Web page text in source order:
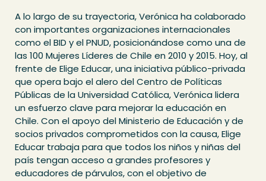
A lo largo de su trayectoria, Verónica ha colaborado
con importantes organizaciones internacionales
como el BID y el PNUD, posicionándose como una de
las 100 Mujeres Líderes de Chile en 2010 y 2015. Hoy, al
frente de Elige Educar, una iniciativa público-privada
que opera bajo el alero del Centro de Políticas
Públicas de la Universidad Católica, Verónica lidera
un esfuerzo clave para mejorar la educación en
Chile. Con el apoyo del Ministerio de Educación y de
socios privados comprometidos con la causa, Elige
Educar trabaja para que todos los niños y niñas del
país tengan acceso a grandes profesores y
educadores de párvulos, con el objetivo de